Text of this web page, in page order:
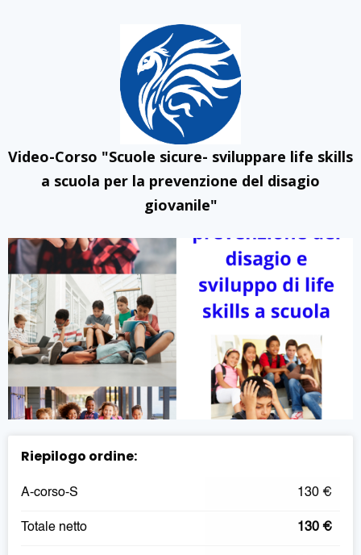
Video-Corso "Scuole sicure- sviluppare life skills
a scuola per la prevenzione del disagio
giovanile"
Riepilogo ordine:
A-corso-S 130 €
Totale netto 130 €